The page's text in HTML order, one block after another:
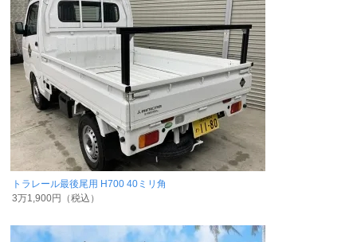
トラレール最後尾用 H700 40ミリ角
3万1,900円（税込）